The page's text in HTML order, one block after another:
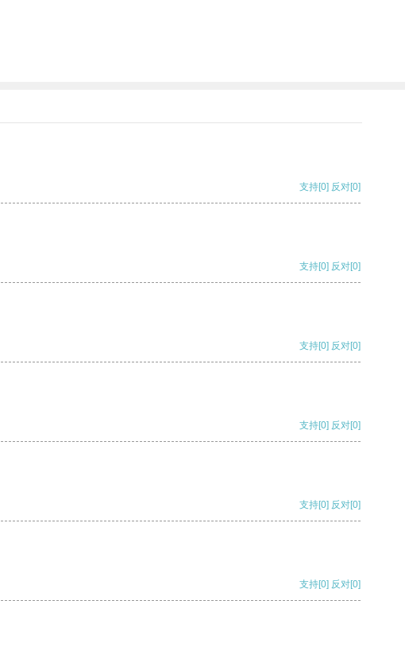
支持[0] 反对[0]
支持[0] 反对[0]
支持[0] 反对[0]
支持[0] 反对[0]
支持[0] 反对[0]
支持[0] 反对[0]